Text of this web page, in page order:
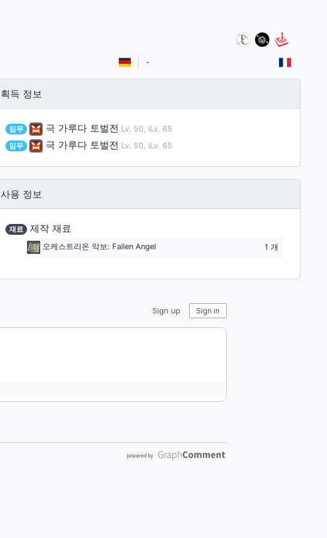
-
획득 정보
임무 극 가루다 토벌전 Lv. 50, iLv. 65
임무
극 가루다 토벌전 Lv. 50, iLv. 65
사용 정보
재료 제작 재료
오케스트리온 악보: Fallen Angel 1 개